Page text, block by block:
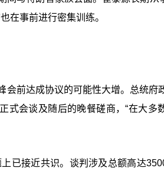
在事前进行密集训练。
前达成协议的可能性大增。总统府
式会谈及随后的晚餐磋商，“在大多
已接近共识。谈判涉及总额高达